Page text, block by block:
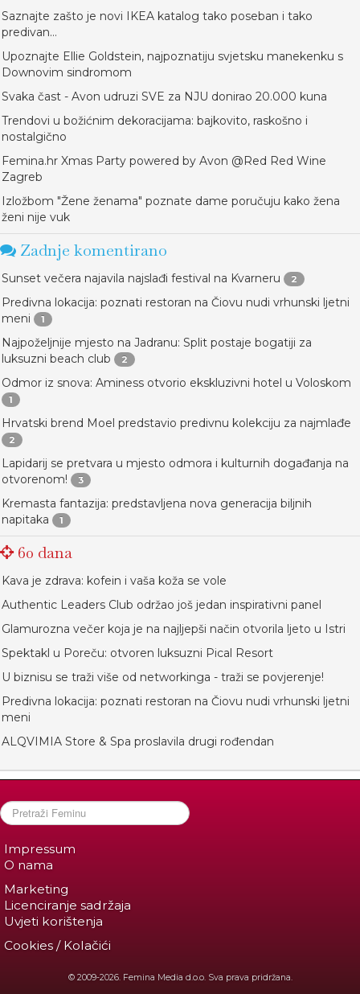
Saznajte zašto je novi IKEA katalog tako poseban i tako
predivan…
Upoznajte Ellie Goldstein, najpoznatiju svjetsku manekenku s
Downovim sindromom
Svaka čast - Avon udruzi SVE za NJU donirao 20.000 kuna
Trendovi u božićnim dekoracijama: bajkovito, raskošno i
nostalgično
Femina.hr Xmas Party powered by Avon @Red Red Wine
Zagreb
Izložbom "Žene ženama" poznate dame poručuju kako žena
ženi nije vuk
Zadnje komentirano
Sunset večera najavila najslađi festival na Kvarneru 2
Predivna lokacija: poznati restoran na Čiovu nudi vrhunski ljetni
meni
1
Najpoželjnije mjesto na Jadranu: Split postaje bogatiji za
luksuzni beach club
2
Odmor iz snova: Aminess otvorio ekskluzivni hotel u Voloskom
1
Hrvatski brend Moel predstavio predivnu kolekciju za najmlađe
2
Lapidarij se pretvara u mjesto odmora i kulturnih događanja na
otvorenom!
3
Kremasta fantazija: predstavljena nova generacija biljnih
napitaka
1
60 dana
Kava je zdrava: kofein i vaša koža se vole
Authentic Leaders Club održao još jedan inspirativni panel
Glamurozna večer koja je na najljepši način otvorila ljeto u Istri
Spektakl u Poreču: otvoren luksuzni Pical Resort
U biznisu se traži više od networkinga - traži se povjerenje!
Predivna lokacija: poznati restoran na Čiovu nudi vrhunski ljetni
meni
ALQVIMIA Store & Spa proslavila drugi rođendan
Impressum
O nama
Marketing
Licenciranje sadržaja
Uvjeti korištenja
Cookies / Kolačići
© 2009-2026. Femina Media d.o.o. Sva prava pridržana.